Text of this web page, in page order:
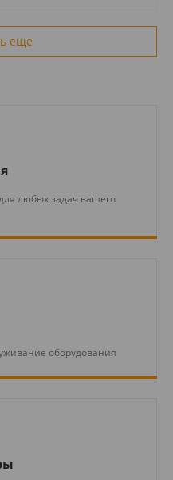
еще
любых задач вашего
оборудования